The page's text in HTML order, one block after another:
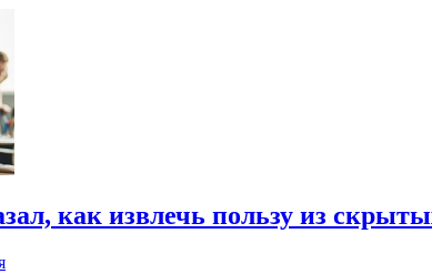
как извлечь пользу из